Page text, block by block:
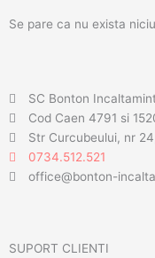
Se pare ca nu exista
SC Bonton
Cod Caen 4791 si
Str Curcubeului, nr
0734.512.521
office@bonton-
SUPORT CLIENTI